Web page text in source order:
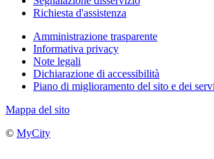
Richiesta d'assistenza
Amministrazione trasparente
Informativa privacy
Note legali
Dichiarazione di accessibilità
Piano di miglioramento del sito e dei
Mappa del sito
© MyCity